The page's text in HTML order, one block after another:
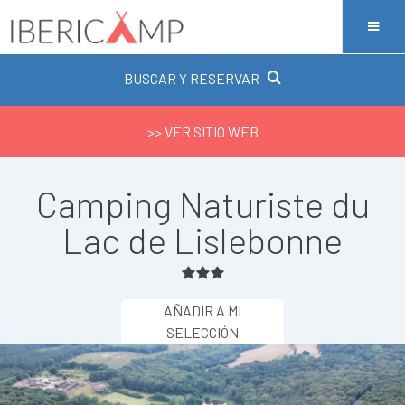
BUSCAR Y RESERVAR
>> VER SITIO WEB
Camping Naturiste du
Lac de Lislebonne
AÑADIR A MI
SELECCIÓN